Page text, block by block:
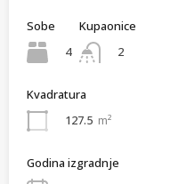
Sobe
4
Kupaonice
2
Kvadratura
127.5 m²
Godina izgradnje